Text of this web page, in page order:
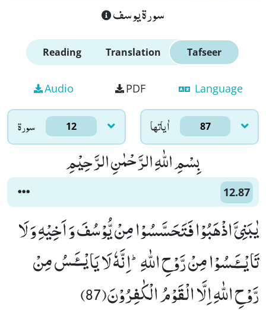
سورة يوسف
Reading Translation Tafseer
Audio PDF Language
سورۃ 12 اٰياتها 87
بِسْمِ اللّٰهِ الرَّحْمٰنِ الرَّحِیْمِ
12.87
یٰبَنِیَّ اذْهَبُوْا فَتَحَسَّسُوْا مِنْ یُّوْسُفَ وَ اَخِیْهِ وَ لَا
تَایْــٴَـسُوْا مِنْ رَّوْحِ اللّٰهِؕ-اِنَّهٗ لَا یَایْــٴَـسُ مِنْ
رَّوْحِ اللّٰهِ اِلَّا الْقَوْمُ الْكٰفِرُوْنَ(87)